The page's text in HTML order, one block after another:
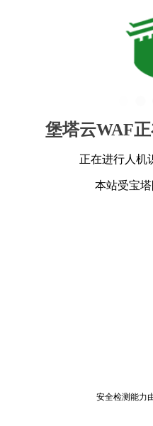
堡塔云WAF
正在进行人机
本站受宝
安全检测能力